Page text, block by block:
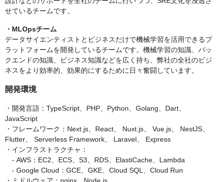
せているチームです。
・MLOpsチーム
データサイエンティストとビジネスだけで機械学習を活用できるプ
ラットフォームを開発しているチームです。機械学習の知識、バッ
クエンドの知識、ビジネス知識などを広く持ち、弊社の全社のビジ
ネスをより効率的、効果的にするために日々奮闘しています。
開発環境
・開発言語：TypeScript、PHP、Python、Golang、Dart、
JavaScript
・フレームワーク：Next.js、React、 Nuxt.js、 Vue.js、 NestJS、
Flutter、 Serverless Framework、 Laravel、 Express
・インフラストラクチャ：
- AWS：EC2、ECS、S3、RDS、ElastiCache、Lambda
- Google Cloud：GCE、GKE、Cloud SQL、Cloud Run